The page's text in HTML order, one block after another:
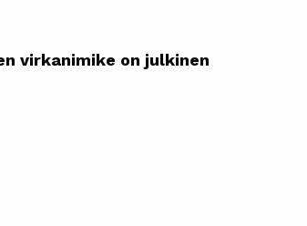
virkanimike on julkinen